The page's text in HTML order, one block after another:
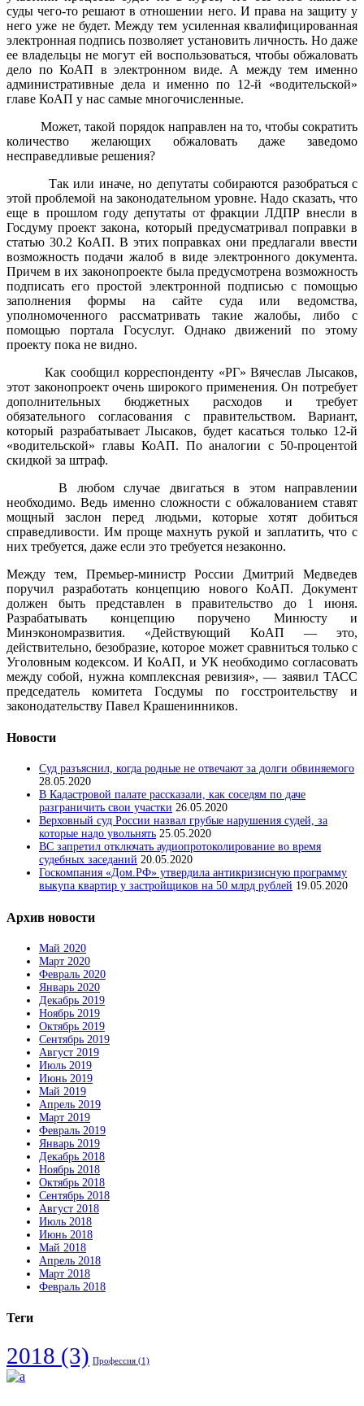
суды чего-то решают в отношении него. И права на защиту у
него уже не будет. Между тем усиленная квалифицированная
электронная подпись позволяет установить личность. Но даже
ее владельцы не могут ей воспользоваться, чтобы обжаловать
дело по КоАП в электронном виде. А между тем именно
административные дела и именно по 12-й «водительской»
главе КоАП у нас самые многочисленные.
Может, такой порядок направлен на то, чтобы сократить
количество желающих обжаловать даже заведомо
несправедливые решения?
Так или иначе, но депутаты собираются разобраться с
этой проблемой на законодательном уровне. Надо сказать, что
еще в прошлом году депутаты от фракции ЛДПР внесли в
Госдуму проект закона, который предусматривал поправки в
статью 30.2 КоАП. В этих поправках они предлагали ввести
возможность подачи жалоб в виде электронного документа.
Причем в их законопроекте была предусмотрена возможность
подписать его простой электронной подписью с помощью
заполнения формы на сайте суда или ведомства,
уполномоченного рассматривать такие жалобы, либо с
помощью портала Госуслуг. Однако движений по этому
проекту пока не видно.
Как сообщил корреспонденту «РГ» Вячеслав Лысаков,
этот законопроект очень широкого применения. Он потребует
дополнительных бюджетных расходов и требует
обязательного согласования с правительством. Вариант,
который разрабатывает Лысаков, будет касаться только 12-й
«водительской» главы КоАП. По аналогии с 50-процентой
скидкой за штраф.
В любом случае двигаться в этом направлении
необходимо. Ведь именно сложности с обжалованием ставят
мощный заслон перед людьми, которые хотят добиться
справедливости. Им проще махнуть рукой и заплатить, что с
них требуется, даже если это требуется незаконно.
Между тем, Премьер-министр России Дмитрий Медведев
поручил разработать концепцию нового КоАП. Документ
должен быть представлен в правительство до 1 июня.
Разрабатывать концепцию поручено Минюсту и
Минэкономразвития. «Действующий КоАП — это,
действительно, безобразие, которое может сравниться только с
Уголовным кодексом. И КоАП, и УК необходимо согласовать
между собой, нужна комплексная ревизия», — заявил ТАСС
председатель комитета Госдумы по госстроительству и
законодательству Павел Крашенинников.
Новости
Суд разъяснил, когда родные не отвечают за долги обвиняемого
28.05.2020
В Кадастровой палате рассказали, как соседям по даче
разграничить свои участки 26.05.2020
Верховный суд России назвал грубые нарушения судей, за
которые надо увольнять 25.05.2020
ВС запретил отключать аудиопротоколирование во время
судебных заседаний 20.05.2020
Госкомпания «Дом.РФ» утвердила антикризисную программу
выкупа квартир у застройщиков на 50 млрд рублей 19.05.2020
Архив новости
Май 2020
Март 2020
Февраль 2020
Январь 2020
Декабрь 2019
Ноябрь 2019
Октябрь 2019
Сентябрь 2019
Август 2019
Июль 2019
Июнь 2019
Май 2019
Апрель 2019
Март 2019
Февраль 2019
Январь 2019
Декабрь 2018
Ноябрь 2018
Октябрь 2018
Сентябрь 2018
Август 2018
Июль 2018
Июнь 2018
Май 2018
Апрель 2018
Март 2018
Февраль 2018
Теги
2018 (3) Профессия (1)